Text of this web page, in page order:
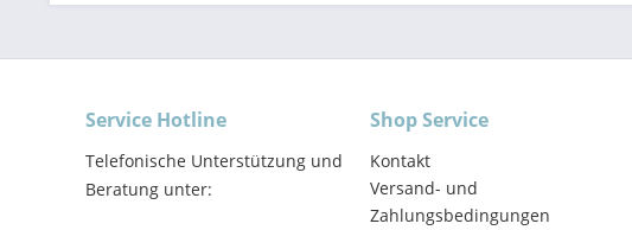
Service Hotline
Telefonische Unterstützung und
Beratung unter:
Shop Service
Kontakt
Versand- und
Zahlungsbedingungen